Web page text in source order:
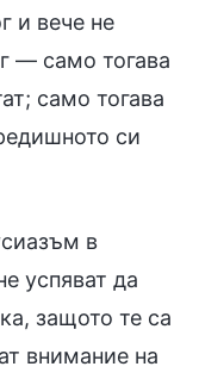
и вече не
— само тогава
само тогава
си
в
успяват да
защото те са
внимание на